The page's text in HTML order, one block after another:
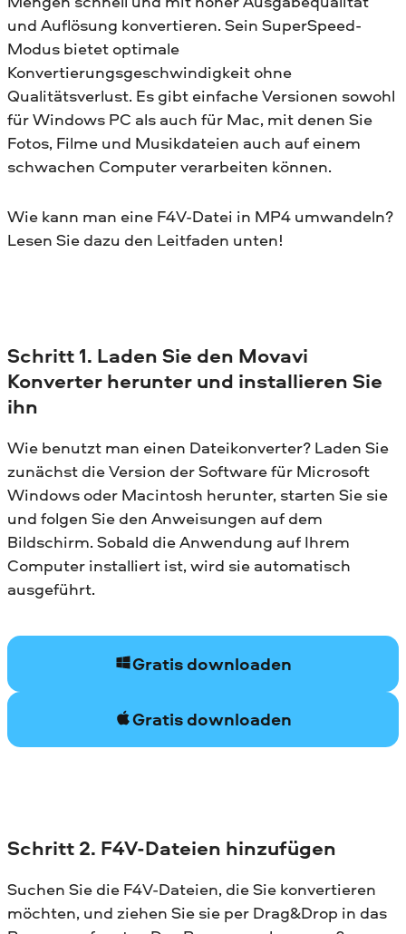
und Auflösung konvertieren. Sein SuperSpeed-
Modus bietet optimale
Konvertierungsgeschwindigkeit ohne
Qualitätsverlust. Es gibt einfache Versionen sowohl
für Windows PC als auch für Mac, mit denen Sie
Fotos, Filme und Musikdateien auch auf einem
schwachen Computer verarbeiten können.
Wie kann man eine F4V-Datei in MP4 umwandeln?
Lesen Sie dazu den Leitfaden unten!
Schritt 1. Laden Sie den Movavi
Konverter herunter und installieren Sie
ihn
Wie benutzt man einen Dateikonverter? Laden Sie
zunächst die Version der Software für Microsoft
Windows oder Macintosh herunter, starten Sie sie
und folgen Sie den Anweisungen auf dem
Bildschirm. Sobald die Anwendung auf Ihrem
Computer installiert ist, wird sie automatisch
ausgeführt.
Gratis downloaden
Gratis downloaden
Schritt 2. F4V-Dateien hinzufügen
Suchen Sie die F4V-Dateien, die Sie konvertieren
möchten, und ziehen Sie sie per Drag&Drop in das